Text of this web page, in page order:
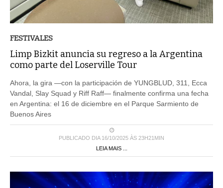
FESTIVALES
Limp Bizkit anuncia su regreso a la Argentina
como parte del Loserville Tour
Ahora, la gira —con la participación de YUNGBLUD, 311, Ecca
Vandal, Slay Squad y Riff Raff— finalmente confirma una fecha
en Argentina: el 16 de diciembre en el Parque Sarmiento de
Buenos Aires
PUBLICADO DIA 16/10/2025 ÀS 23H21MIN
LEIA MAIS ...